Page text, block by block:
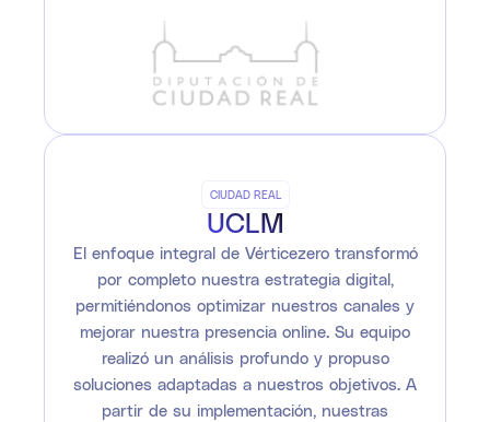
CIUDAD REAL
UCLM
El enfoque integral de Vérticezero transformó
por completo nuestra estrategia digital,
permitiéndonos optimizar nuestros canales y
mejorar nuestra presencia online. Su equipo
realizó un análisis profundo y propuso
soluciones adaptadas a nuestros objetivos. A
partir de su implementación, nuestras